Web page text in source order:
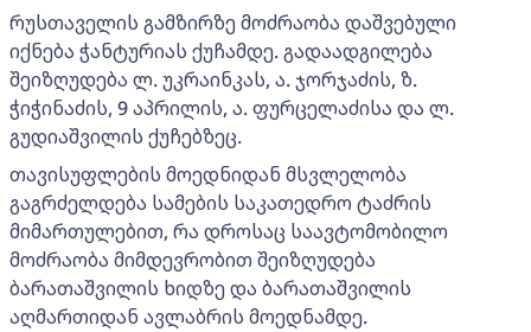
რუსთაველის გამზირზე მოძრაობა დაშვებული
იქნება ჭანტურიას ქუჩამდე. გადაადგილება
შეიზღუდება ლ. უკრაინკას, ა. ჯორჯაძის, ზ.
ჭიჭინაძის, 9 აპრილის, ა. ფურცელაძისა და ლ.
გუდიაშვილის ქუჩებზეც.
თავისუფლების მოედნიდან მსვლელობა
გაგრძელდება სამების საკათედრო ტაძრის
მიმართულებით, რა დროსაც საავტომობილო
მოძრაობა მიმდევრობით შეიზღუდება
ბარათაშვილის ხიდზე და ბარათაშვილის
აღმართიდან ავლაბრის მოედნამდე.